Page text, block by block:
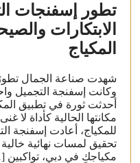
تطور إسفنجات
الابتكارات
المكياج
شهدت صناعة الجمال
وكانت إسفنجة التجميل
أحدثت ثورة في تطبيق
مكانتها الحالية كأداة
للمكياج، أعادت إسفنجة
تحقيق لمسات نهائية
مكياجكِ في دبي،